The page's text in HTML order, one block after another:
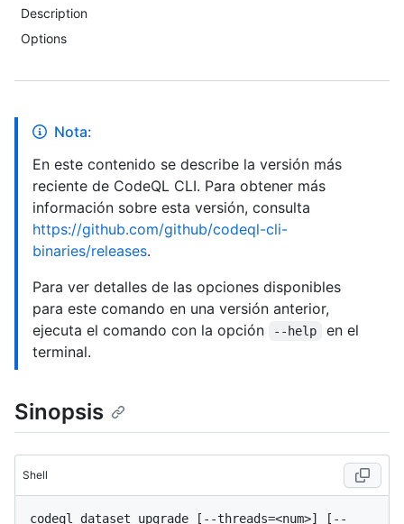
Description
Options
Nota:
En este contenido se describe la versión más
reciente de CodeQL CLI. Para obtener más
información sobre esta versión, consulta
https://github.com/github/codeql-cli-
binaries/releases.
Para ver detalles de las opciones disponibles
para este comando en una versión anterior,
ejecuta el comando con la opción
--help
en el
terminal.
Sinopsis
Shell
codeql dataset upgrade [--threads=<num>] [--